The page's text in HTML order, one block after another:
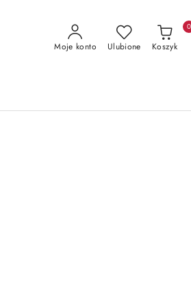
Moje konto Ulubione Koszyk
0